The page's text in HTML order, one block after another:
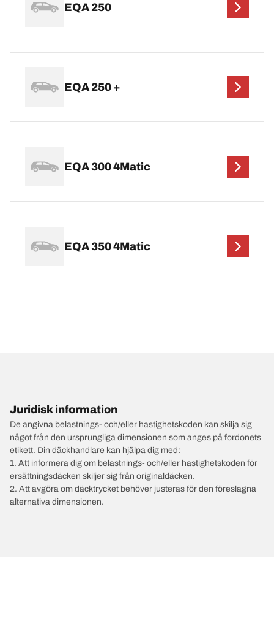
EQA 250
EQA 250 +
EQA 300 4Matic
EQA 350 4Matic
Juridisk information
De angivna belastnings- och/eller hastighetskoden kan skilja sig
något från den ursprungliga dimensionen som anges på fordonets
etikett. Din däckhandlare kan hjälpa dig med:
1. Att informera dig om belastnings- och/eller hastighetskoden för
ersättningsdäcken skiljer sig från originaldäcken.
2. Att avgöra om däcktrycket behöver justeras för den föreslagna
alternativa dimensionen.